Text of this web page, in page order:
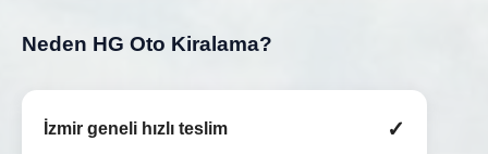
Neden HG Oto Kiralama?
İzmir geneli hızlı teslim ✓